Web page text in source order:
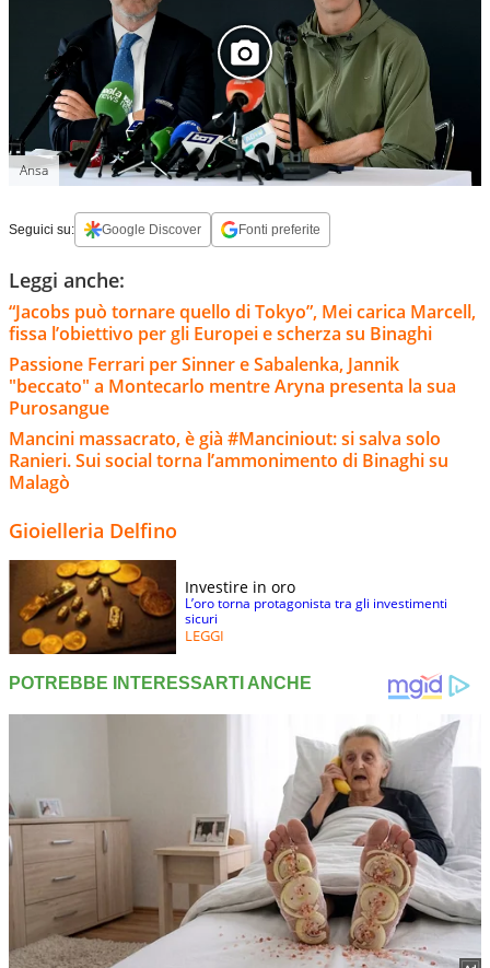
Ansa
Seguici su: Google Discover Fonti preferite
Leggi anche:
“Jacobs può tornare quello di Tokyo”, Mei carica Marcell,
fissa l’obiettivo per gli Europei e scherza su Binaghi
Passione Ferrari per Sinner e Sabalenka, Jannik
"beccato" a Montecarlo mentre Aryna presenta la sua
Purosangue
Mancini massacrato, è già #Manciniout: si salva solo
Ranieri. Sui social torna l’ammonimento di Binaghi su
Malagò
Gioielleria Delfino
Investire in oro
L’oro torna protagonista tra gli investimenti
sicuri
LEGGI